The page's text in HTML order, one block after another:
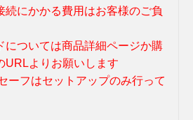
続にかかる費用はお客様のご負
については商品詳細ページか購
URLよりお願いします
ーフはセットアップのみ行って